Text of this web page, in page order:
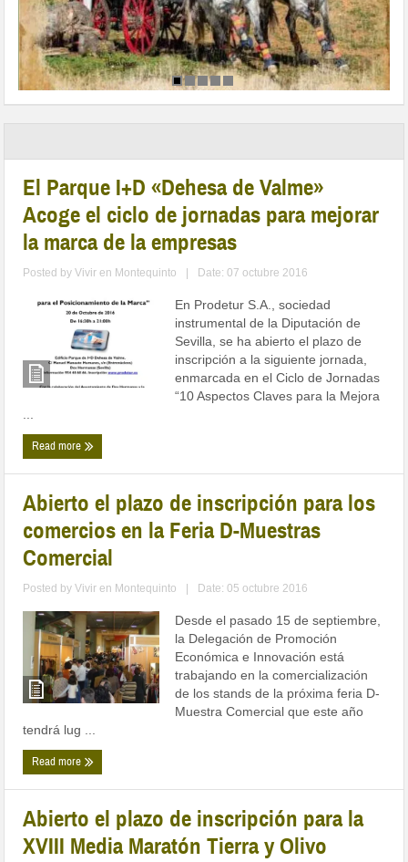
El Parque I+D «Dehesa de Valme»
Acoge el ciclo de jornadas para mejorar
la marca de la empresas
Posted byVivir en Montequinto Date: 07 octubre 2016
En Prodetur S.A., sociedad
instrumental de la Diputación de
Sevilla, se ha abierto el plazo de
inscripción a la siguiente jornada,
enmarcada en el Ciclo de Jornadas
“10 Aspectos Claves para la Mejora
...
Read more
Abierto el plazo de inscripción para los
comercios en la Feria D-Muestras
Comercial
Posted byVivir en Montequinto Date: 05 octubre 2016
Desde el pasado 15 de septiembre,
la Delegación de Promoción
Económica e Innovación está
trabajando en la comercialización
de los stands de la próxima feria D-
Muestra Comercial que este año
tendrá lug ...
Read more
Abierto el plazo de inscripción para la
XVIII Media Maratón Tierra y Olivo